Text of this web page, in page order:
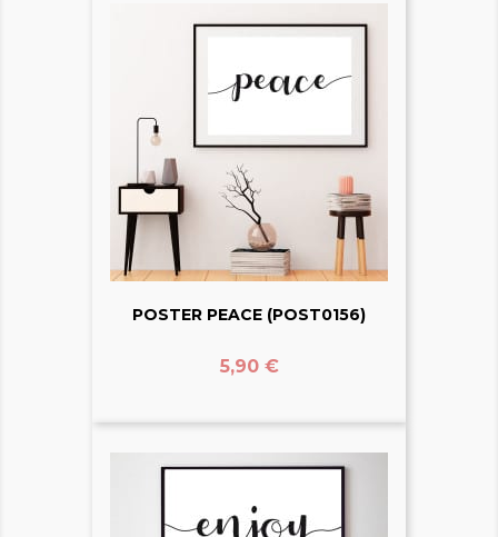
POSTER PEACE (POST0156)
Prix
5,90 €